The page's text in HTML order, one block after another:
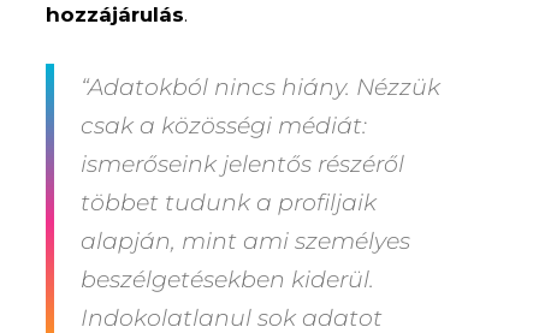
hozzájárulás.
“Adatokból nincs hiány. Nézzük
csak a közösségi médiát:
ismerőseink jelentős részéről
többet tudunk a profiljaik
alapján, mint ami személyes
beszélgetésekben kiderül.
Indokolatlanul sok adatot